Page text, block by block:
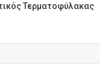
Τερματοφύλακας